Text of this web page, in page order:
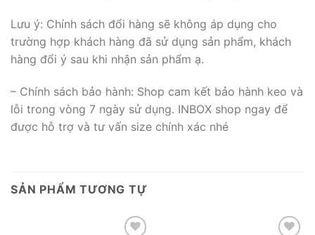
Lưu ý: Chính sách đổi hàng sẽ không áp dụng cho
trường hợp khách hàng đã sử dụng sản phẩm, khách
hàng đổi ý sau khi nhận sản phẩm ạ.
– Chính sách bảo hành: Shop cam kết bảo hành keo và
lỗi trong vòng 7 ngày sử dụng. INBOX shop ngay để
được hỗ trợ và tư vấn size chính xác nhé
SẢN PHẨM TƯƠNG TỰ